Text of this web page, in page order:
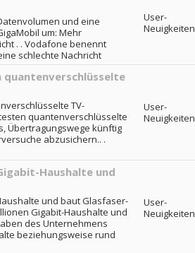
und eine
um: Mehr
. . Vodafone benennt
schlechte Nachricht
User-
Neuigkeiten
quantenverschlüsselte
TV-
quantenverschlüsselte
Übertragungswege künftig
abzusichern.. .
User-
Neuigkeiten
Haushalte und
und baut Glasfaser-
Gigabit-Haushalte und
des Unternehmens
beziehungsweise rund
User-
Neuigkeiten